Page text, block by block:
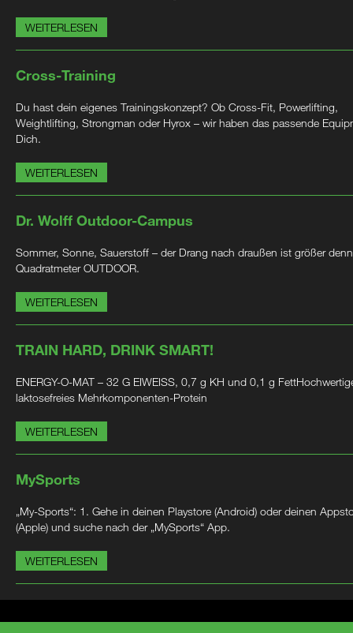
WEITERLESEN
Cross-Training
Du hast dein eigenes Trainingskonzept? Ob Cross-Fit, Powerlifting,
Weightlifting, Strongman oder Hyrox – wir haben das passende
Dich.
WEITERLESEN
Dr. Wolff Outdoor-Campus
Sommer, Sonne, Sauerstoff – der Drang nach draußen ist größer
Quadratmeter OUTDOOR.
WEITERLESEN
TRAIN HARD, DRINK SMART!
ENERGY-O-MAT – 32 G EIWEISS, 0,7 g KH und 0,1 g
laktosefreies Mehrkomponenten-Protein
WEITERLESEN
MySports
„My-Sports“: 1. Gehe in deinen Playstore (Android) oder deinen
(Apple) und suche nach der „MySports“ App.
WEITERLESEN